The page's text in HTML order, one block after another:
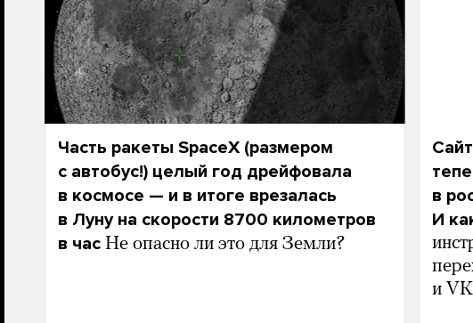
Часть ракеты SpaceX (размером
с автобус!) целый год дрейфовала
в космосе — и в итоге врезалась
в Луну на скорости 8700 километров
в час Не опасно ли это для Земли?
в
И
и VK